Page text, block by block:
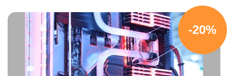
-20%